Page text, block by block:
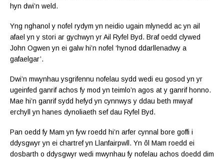
hyn dwi’n weld.
Yng nghanol y nofel rydym yn neidio ugain mlynedd ac yn ail
afael yn y stori ar gychwyn yr Ail Ryfel Byd. Braf oedd clywed
John Ogwen yn ei galw hi’n nofel ‘hynod ddarllenadwy a
gafaelgar’.
Dwi’n mwynhau ysgrifennu nofelau sydd wedi eu gosod yn yr
ugeinfed ganrif achos fy mod yn teimlo’n agos at y ganrif honno.
Mae hi’n ganrif sydd hefyd yn cynnwys y ddau beth mwyaf
erchyll yn hanes dynoliaeth sef dau Ryfel Byd.
Pan oedd fy Mam yn fyw roedd hi’n arfer cynnal bore goffi i
ddysgwyr yn ei chartref yn Llanfairpwll. Yn ôl Mam roedd ei
dosbarth o ddysgwyr wedi mwynhau fy nofelau achos doedd dim